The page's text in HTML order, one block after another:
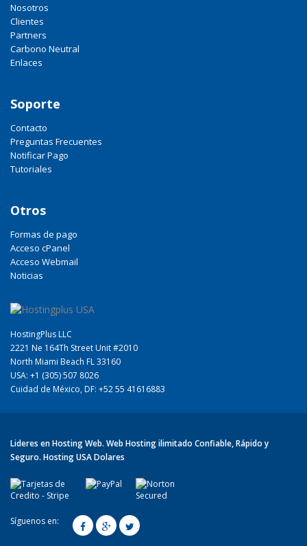
Nosotros
Clientes
Partners
Carbono Neutral
Enlaces
Soporte
Contacto
Preguntas Frecuentes
Notificar Pago
Tutoriales
Otros
Formas de pago
Acceso cPanel
Acceso Webmail
Noticias
HostingPlus LLC
2221 Ne 164Th Street Unit #2010
North Miami Beach FL 33160
USA: +1 (305) 507 8026
Cuidad de México, DF: +52 55 41616883
Lideres en Hosting Web. Web Hosting ilimitado Confiable, Rápido y
Seguro. Hosting USA Dolares
Síguenos en: